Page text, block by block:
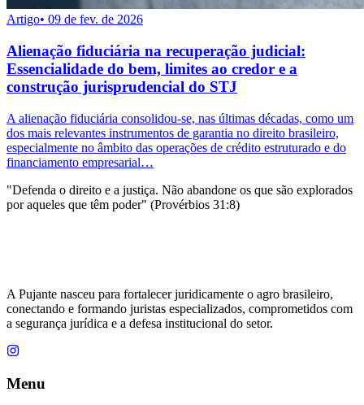
Artigo• 09 de fev. de 2026
Alienação fiduciária na recuperação judicial:
Essencialidade do bem, limites ao credor e a
construção jurisprudencial do STJ
A alienação fiduciária consolidou-se, nas últimas décadas, como um
dos mais relevantes instrumentos de garantia no direito brasileiro,
especialmente no âmbito das operações de crédito estruturado e do
financiamento empresarial…
"Defenda o direito e a justiça. Não abandone os que são explorados
por aqueles que têm poder" (Provérbios 31:8)
A Pujante nasceu para fortalecer juridicamente o agro brasileiro,
conectando e formando juristas especializados, comprometidos com
a segurança jurídica e a defesa institucional do setor.
Menu